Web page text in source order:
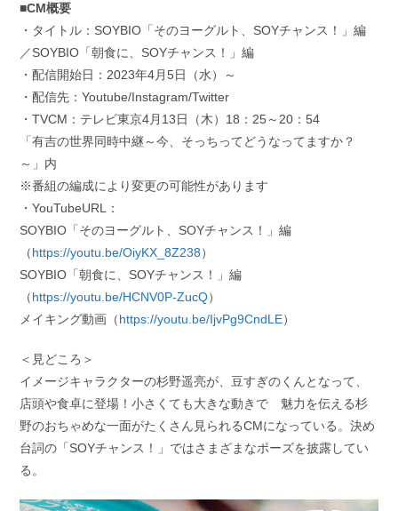
■CM概要
・タイトル：SOYBIO「そのヨーグルト、SOYチャンス！」編
／SOYBIO「朝食に、SOYチャンス！」編
・配信開始日：2023年4月5日（水）～
・配信先：Youtube/Instagram/Twitter
・TVCM：テレビ東京4月13日（木）18：25～20：54
「有吉の世界同時中継～今、そっちってどうなってますか？
～」内
※番組の編成により変更の可能性があります
・YouTubeURL：
SOYBIO「そのヨーグルト、SOYチャンス！」編
（https://youtu.be/OiyKX_8Z238）
SOYBIO「朝食に、SOYチャンス！」編
（https://youtu.be/HCNV0P-ZucQ）
メイキング動画（https://youtu.be/IjvPg9CndLE）
＜見どころ＞
イメージキャラクターの杉野遥亮が、豆すぎのくんとなって、
店頭や食卓に登場！小さくても大きな動きで 魅力を伝える杉
野のおちゃめな一面がたくさん見られるCMになっている。決め
台詞の「SOYチャンス！」ではさまざまなポーズを披露してい
る。